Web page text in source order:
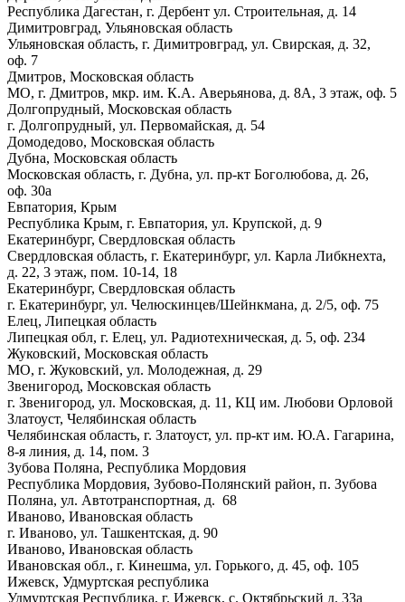
Республика Дагестан, г. Дербент ул. Строительная, д. 14
Димитровград, Ульяновская область
Ульяновская область, г. Димитровград, ул. Свирская, д. 32,
оф. 7
Дмитров, Московская область
МО, г. Дмитров, мкр. им. К.А. Аверьянова, д. 8А, 3 этаж, оф. 5
Долгопрудный, Московская область
г. Долгопрудный, ул. Первомайская, д. 54
Домодедово, Московская область
Дубна, Московская область
Московская область, г. Дубна, ул. пр-кт Боголюбова, д. 26,
оф. 30а
Евпатория, Крым
Республика Крым, г. Евпатория, ул. Крупской, д. 9
Екатеринбург, Свердловская область
Свердловская область, г. Екатеринбург, ул. Карла Либкнехта,
д. 22, 3 этаж, пом. 10-14, 18
Екатеринбург, Свердловская область
г. Екатеринбург, ул. Челюскинцев/Шейнкмана, д. 2/5, оф. 75
Елец, Липецкая область
Липецкая обл, г. Елец, ул. Радиотехническая, д. 5, оф. 234
Жуковский, Московская область
МО, г. Жуковский, ул. Молодежная, д. 29
Звенигород, Московская область
г. Звенигород, ул. Московская, д. 11, КЦ им. Любови Орловой
Златоуст, Челябинская область
Челябинская область, г. Златоуст, ул. пр-кт им. Ю.А. Гагарина,
8-я линия, д. 14, пом. 3
Зубова Поляна, Республика Мордовия
Республика Мордовия, Зубово-Полянский район, п. Зубова
Поляна, ул. Автотранспортная, д. 68
Иваново, Ивановская область
г. Иваново, ул. Ташкентская, д. 90
Иваново, Ивановская область
Ивановская обл., г. Кинешма, ул. Горького, д. 45, оф. 105
Ижевск, Удмуртская республика
Удмуртская Республика, г. Ижевск, с. Октябрьский д. 33а